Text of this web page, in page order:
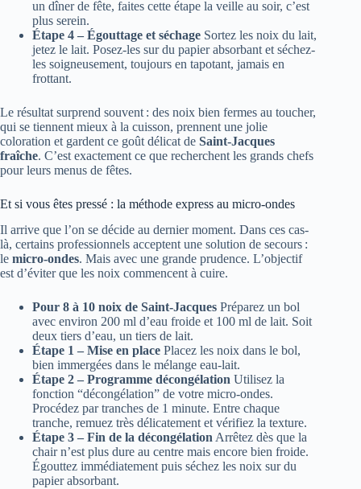
un dîner de fête, faites cette étape la veille au soir, c’est
plus serein.
Étape 4 – Égouttage et séchage Sortez les noix du lait,
jetez le lait. Posez-les sur du papier absorbant et séchez-
les soigneusement, toujours en tapotant, jamais en
frottant.
Le résultat surprend souvent : des noix bien fermes au toucher,
qui se tiennent mieux à la cuisson, prennent une jolie
coloration et gardent ce goût délicat de Saint-Jacques
fraîche. C’est exactement ce que recherchent les grands chefs
pour leurs menus de fêtes.
Et si vous êtes pressé : la méthode express au micro-ondes
Il arrive que l’on se décide au dernier moment. Dans ces cas-
là, certains professionnels acceptent une solution de secours :
le micro-ondes. Mais avec une grande prudence. L’objectif
est d’éviter que les noix commencent à cuire.
Pour 8 à 10 noix de Saint-Jacques Préparez un bol
avec environ 200 ml d’eau froide et 100 ml de lait. Soit
deux tiers d’eau, un tiers de lait.
Étape 1 – Mise en place Placez les noix dans le bol,
bien immergées dans le mélange eau-lait.
Étape 2 – Programme décongélation Utilisez la
fonction “décongélation” de votre micro-ondes.
Procédez par tranches de 1 minute. Entre chaque
tranche, remuez très délicatement et vérifiez la texture.
Étape 3 – Fin de la décongélationArrêtez dès que la
chair n’est plus dure au centre mais encore bien froide.
Égouttez immédiatement puis séchez les noix sur du
papier absorbant.